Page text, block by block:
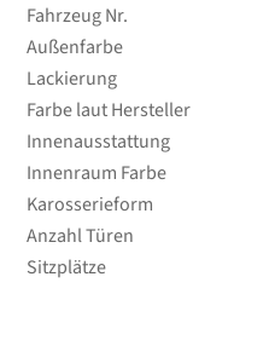
Fahrzeug Nr.
Außenfarbe
Lackierung
Farbe laut Hersteller
Innenausstattung
Innenraum Farbe
Karosserieform
Anzahl Türen
Sitzplätze